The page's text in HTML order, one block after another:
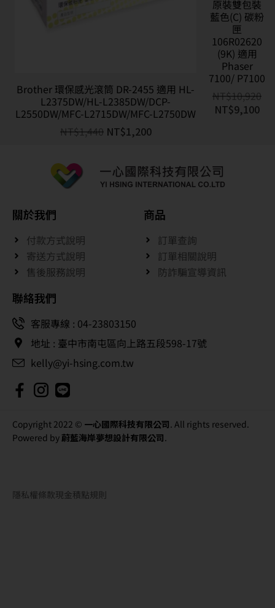
Brother 環保感光滾筒 DR-2455 適用 HL-
L2375DW/HL-L2385DW/DCP-
L2550DW/MFC-L2715DW/MFC-L2750DW
NT$ 1,440 NT$1,200
原裝雙包裝
藍色(C) 碳粉
匣
106R02620
(9K) 適用
Phaser
7100/ P7100
NT$ 10,920
NT$9,100
關於我們
付款方式說明
寄送方式說明
售後服務說明
商品
訂單查詢
訂單相關說明
防詐騙宣導資訊
聯絡我們
客服專線 : 04-23803150
地址 : 臺中市南屯區向上路五段598-17號
kelly@yi-hsing.com.tw
Copyright 2022 © 一心國際科技有限公司. All rights reserved.
Powered by 蔚藍海岸夢想設計有限公司.
隱私權條款現金積點規則